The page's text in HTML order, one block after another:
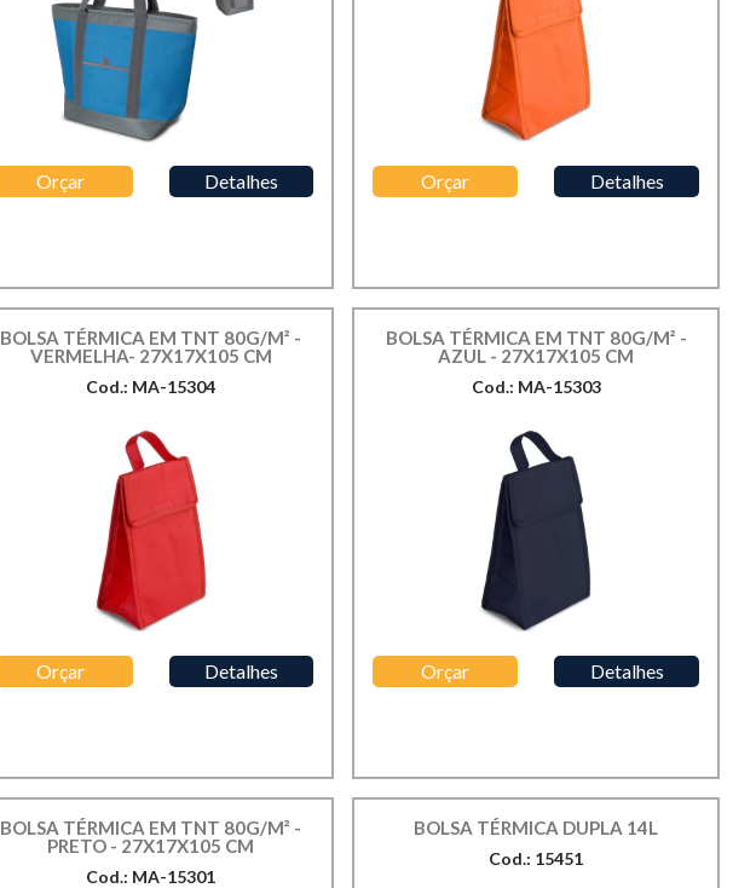
Orçar Detalhes Orçar Detalhes
BOLSA TÉRMICA EM TNT 80G/M² -
VERMELHA- 27X17X105 CM
Cod.: MA-15304
Orçar Detalhes
BOLSA TÉRMICA EM TNT 80G/M² -
AZUL - 27X17X105 CM
Cod.: MA-15303
Orçar Detalhes
BOLSA TÉRMICA EM TNT 80G/M² -
PRETO - 27X17X105 CM
Cod.: MA-15301
BOLSA TÉRMICA DUPLA 14L
Cod.: 15451